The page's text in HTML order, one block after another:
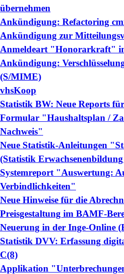
übernehmen
Ankündigung: Refactoring
Ankündigung zur
Anmeldeart "Honorarkraft"
Ankündigung:
(S/MIME)
vhsKoop
Statistik BW: Neue Reports
Formular "Haushaltsplan /
Nachweis"
Neue Statistik-Anleitungen
(Statistik
Systemreport "Auswertung:
Verbindlichkeiten"
Neue Hinweise für die
Preisgestaltung im BAMF-
Neuerung in der Inge-Online
Statistik DVV: Erfassung
C(8)
Applikation